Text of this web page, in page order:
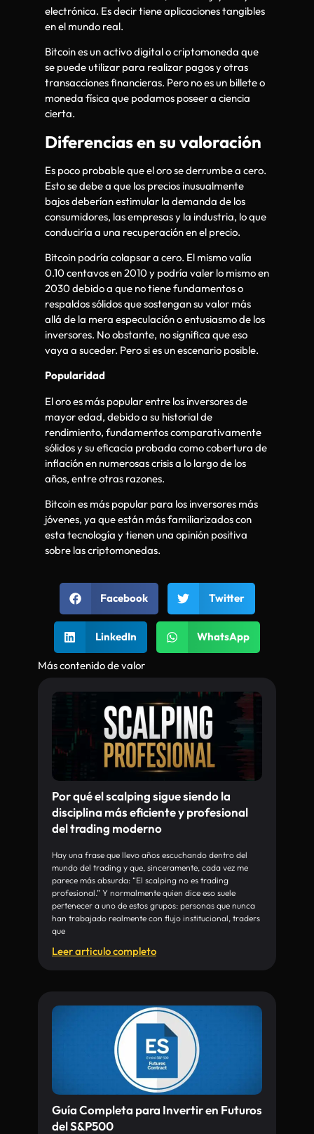
electrónica. Es decir tiene aplicaciones tangibles
en el mundo real.
Bitcoin es un activo digital o criptomoneda que
se puede utilizar para realizar pagos y otras
transacciones financieras. Pero no es un billete o
moneda física que podamos poseer a ciencia
cierta.
Diferencias en su valoración
Es poco probable que el oro se derrumbe a cero.
Esto se debe a que los precios inusualmente
bajos deberían estimular la demanda de los
consumidores, las empresas y la industria, lo que
conduciría a una recuperación en el precio.
Bitcoin podría colapsar a cero. El mismo valía
0.10 centavos en 2010 y podría valer lo mismo en
2030 debido a que no tiene fundamentos o
respaldos sólidos que sostengan su valor más
allá de la mera especulación o entusiasmo de los
inversores. No obstante, no significa que eso
vaya a suceder. Pero si es un escenario posible.
Popularidad
El oro es más popular entre los inversores de
mayor edad, debido a su historial de
rendimiento, fundamentos comparativamente
sólidos y su eficacia probada como cobertura de
inflación en numerosas crisis a lo largo de los
años, entre otras razones.
Bitcoin es más popular para los inversores más
jóvenes, ya que están más familiarizados con
esta tecnología y tienen una opinión positiva
sobre las criptomonedas.
Facebook Twitter
LinkedIn WhatsApp
Más contenido de valor
Por qué el scalping sigue siendo la
disciplina más eficiente y profesional
del trading moderno
Hay una frase que llevo años escuchando dentro del
mundo del trading y que, sinceramente, cada vez me
parece más absurda: “El scalping no es trading
profesional.” Y normalmente quien dice eso suele
pertenecer a uno de estos grupos: personas que nunca
han trabajado realmente con flujo institucional, traders
que
Leer articulo completo
Guía Completa para Invertir en Futuros
del S&P500